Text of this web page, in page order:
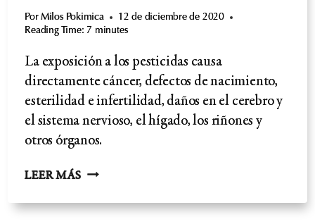
Por Milos Pokimica
12 de diciembre de 2020
Reading Time: 7 minutes
La exposición a los pesticidas causa
directamente cáncer, defectos de nacimiento,
esterilidad e infertilidad, daños en el cerebro y
el sistema nervioso, el hígado, los riñones y
otros órganos.
LEER MÁSPESTICIDAS,
Y